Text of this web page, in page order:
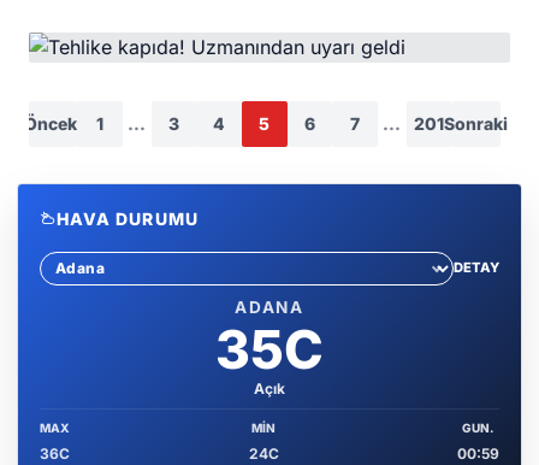
Küflü Ekmek Zararlı mı? İşte Bilimsel
Tehlike kapıda! Uzmanından uyarı geldi
Önceki 1 ... 3 4 5 6 7 ... 201Sonraki
HAVA DURUMU
Sehir sec
DETAY
ADANA
35C
Açık
MAX
36C
MIN
24C
GUN.
00:59